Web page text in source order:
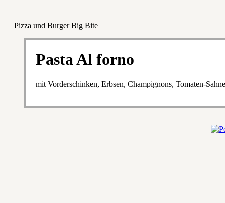
Pizza und Burger Big Bite
Pasta Al forno
mit Vorderschinken, Erbsen, Champignons, Tomaten-